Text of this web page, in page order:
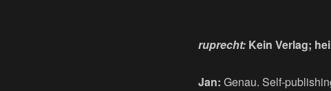
ruprecht: Kein Verlag;
Jan: Genau. Self-